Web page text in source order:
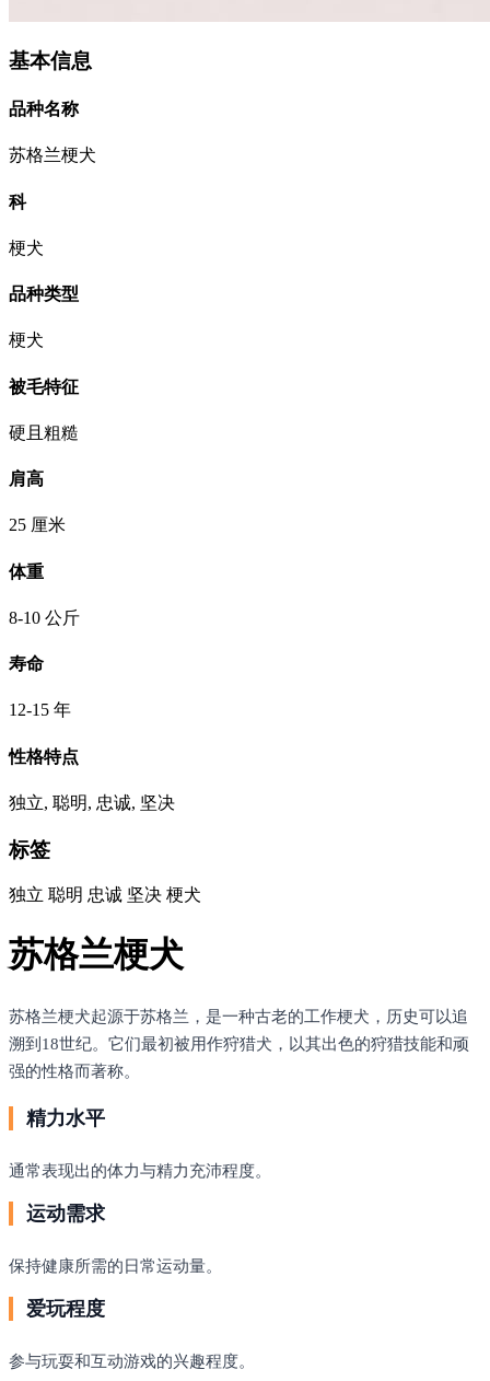
基本信息
品种名称
苏格兰梗犬
科
梗犬
品种类型
梗犬
被毛特征
硬且粗糙
肩高
25 厘米
体重
8-10 公斤
寿命
12-15 年
性格特点
独立, 聪明, 忠诚, 坚决
标签
独立 聪明 忠诚 坚决 梗犬
苏格兰梗犬
苏格兰梗犬起源于苏格兰，是一种古老的工作梗犬，历史可以追
溯到18世纪。它们最初被用作狩猎犬，以其出色的狩猎技能和顽
强的性格而著称。
精力水平
通常表现出的体力与精力充沛程度。
运动需求
保持健康所需的日常运动量。
爱玩程度
参与玩耍和互动游戏的兴趣程度。